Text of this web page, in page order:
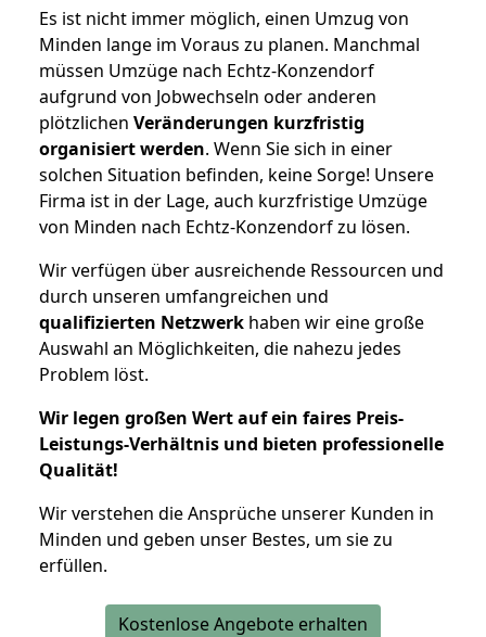
Es ist nicht immer möglich, einen Umzug von
Minden lange im Voraus zu planen. Manchmal
müssen Umzüge nach Echtz-Konzendorf
aufgrund von Jobwechseln oder anderen
plötzlichen Veränderungen kurzfristig
organisiert werden. Wenn Sie sich in einer
solchen Situation befinden, keine Sorge! Unsere
Firma ist in der Lage, auch kurzfristige Umzüge
von Minden nach Echtz-Konzendorf zu lösen.
Wir verfügen über ausreichende Ressourcen und
durch unseren umfangreichen und
qualifizierten Netzwerk haben wir eine große
Auswahl an Möglichkeiten, die nahezu jedes
Problem löst.
Wir legen großen Wert auf ein faires Preis-
Leistungs-Verhältnis und bieten professionelle
Qualität!
Wir verstehen die Ansprüche unserer Kunden in
Minden und geben unser Bestes, um sie zu
erfüllen.
Kostenlose Angebote erhalten